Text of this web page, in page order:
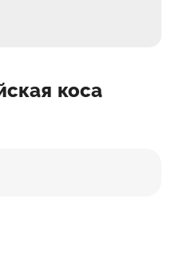
Доп. расходы
коса